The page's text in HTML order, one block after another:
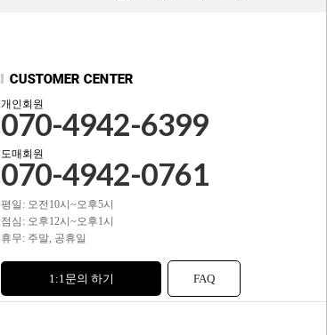
개인회원
070-4942-6399
도매회원
070-4942-0761
평일: 오전10시~오후5시
점심: 오후12시~오후1시
휴무: 주말, 공휴일
1:1문의 하기 FAQ